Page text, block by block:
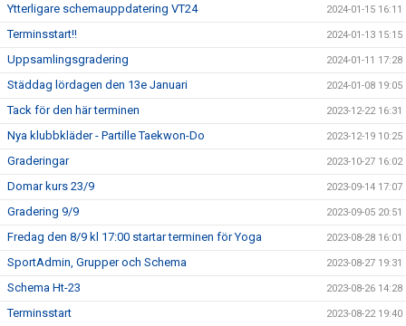
Ytterligare schemauppdatering VT24 2024-01-15 16:11
Terminsstart!! 2024-01-13 15:15
Uppsamlingsgradering 2024-01-11 17:28
Städdag lördagen den 13e Januari 2024-01-08 19:05
Tack för den här terminen 2023-12-22 16:31
Nya klubbkläder - Partille Taekwon-Do 2023-12-19 10:25
Graderingar 2023-10-27 16:02
Domar kurs 23/9 2023-09-14 17:07
Gradering 9/9 2023-09-05 20:51
Fredag den 8/9 kl 17:00 startar terminen för Yoga 2023-08-28 16:01
SportAdmin, Grupper och Schema 2023-08-27 19:31
Schema Ht-23 2023-08-26 14:28
Terminsstart 2023-08-22 19:40